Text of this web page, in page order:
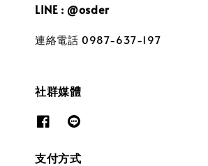
LINE : @osder
連絡電話 0987-637-197
社群媒體
支付方式